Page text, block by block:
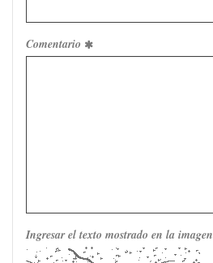
Comentario
Ingresar el texto mostrado en la imagen